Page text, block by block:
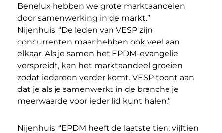
Benelux hebben we grote marktaandelen
door samenwerking in de markt.”
Nijenhuis: “De leden van VESP zijn
concurrenten maar hebben ook veel aan
elkaar. Als je samen het EPDM-evangelie
verspreidt, kan het marktaandeel groeien
zodat iedereen verder komt. VESP toont aan
dat je als je samenwerkt in de branche je
meerwaarde voor ieder lid kunt halen.”
Nijenhuis: “EPDM heeft de laatste tien, vijftien